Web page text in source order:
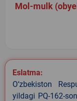
Mol-mulk
Eslatma:
O‘zbekiston
yildagi PQ-162-